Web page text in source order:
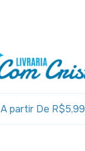
A partir De R$5,99